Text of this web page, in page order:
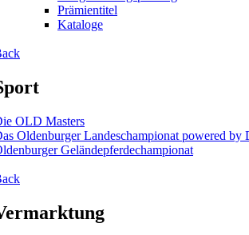
Prämientitel
Kataloge
OLD Masters
Oldenburger Landeschampionat powered by
Geländepferde­championat